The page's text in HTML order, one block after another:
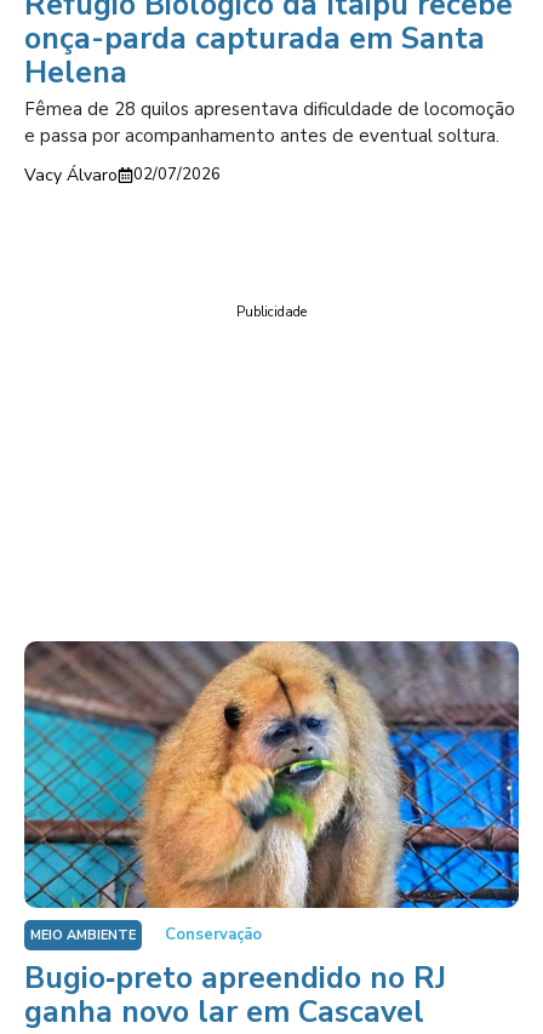
onça-parda capturada em Santa
Helena
Fêmea de 28 quilos apresentava dificuldade de locomoção
e passa por acompanhamento antes de eventual soltura.
Vacy Álvaro 02/07/2026
Publicidade
MEIO AMBIENTE Conservação
Bugio‑preto apreendido no RJ
ganha novo lar em Cascavel